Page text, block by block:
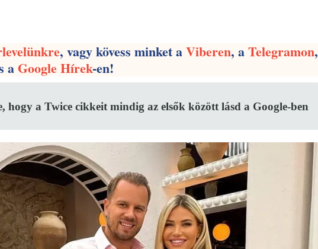
, vagy kövess minket aViberen, aTelegramon,
aGoogle Hírek-en!
hogy a Twice cikkeit mindig az elsők között lásd a Google-ben